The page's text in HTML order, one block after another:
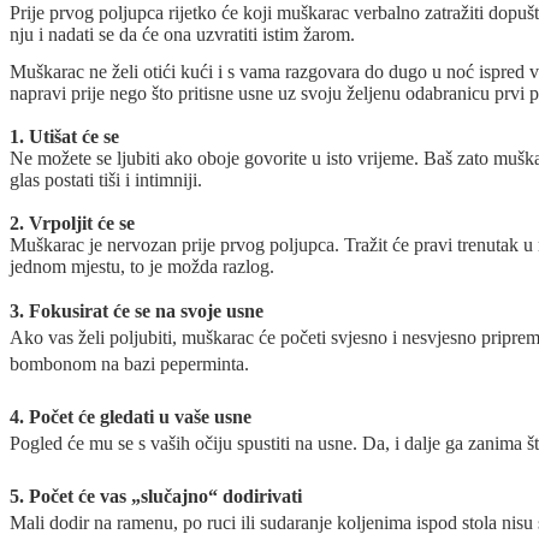
Prije prvog poljupca rijetko će koji muškarac verbalno zatražiti
nju i nadati se da će ona uzvratiti istim žarom.
Muškarac ne želi otići kući i s vama razgovara do dugo u noć ispred
napravi prije nego što pritisne usne uz svoju željenu odabranicu prvi
1. Utišat će se
Ne možete se ljubiti ako oboje govorite u isto vrijeme. Baš zato
glas postati tiši i intimniji.
2. Vrpoljit će se
Muškarac je nervozan prije prvog poljupca. Tražit će pravi trenutak
jednom mjestu, to je možda razlog.
3. Fokusirat će se na svoje usne
Ako vas želi poljubiti, muškarac će početi svjesno i nesvjesno
bombonom na bazi peperminta.
4. Počet će gledati u vaše usne
Pogled će mu se s vaših očiju spustiti na usne. Da, i dalje ga
5. Počet će vas „slučajno“ dodirivati
Mali dodir na ramenu, po ruci ili sudaranje koljenima ispod stola